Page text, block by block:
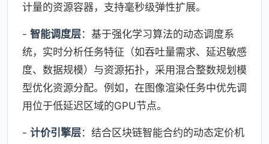
计量的资源容器，支持毫秒级弹性扩展。
- 智能调度层：基于强化学习算法的动态调度系
统，实时分析任务特征（如吞吐量需求、延迟敏感
度、数据规模）与资源拓扑，采用混合整数规划模
型优化资源分配。例如，在图像渲染任务中优先调
用位于低延迟区域的GPU节点。
- 计价引擎层：结合区块链智能合约的动态定价机